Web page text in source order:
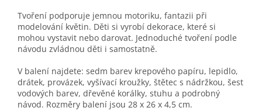
Tvoření podporuje jemnou motoriku, fantazii při
modelování květin. Děti si vyrobí dekorace, které si
mohou vystavit nebo darovat. Jednoduché tvoření podle
návodu zvládnou děti i samostatně.
V balení najdete: sedm barev krepového papíru, lepidlo,
drátek, provázek, vyšívací kroužky, štětec s nádržkou, šest
vodových barev, dřevěné korálky, stuhu a podrobný
návod. Rozměry balení jsou 28 x 26 x 4,5 cm.